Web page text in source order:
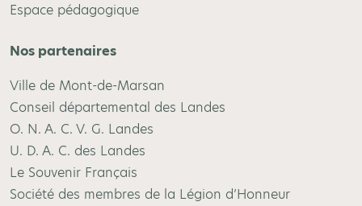
Espace pédagogique
Nos partenaires
Ville de Mont-de-Marsan
Conseil départemental des Landes
O. N. A. C. V. G. Landes
U. D. A. C. des Landes
Le Souvenir Français
Société des membres de la Légion d’Honneur